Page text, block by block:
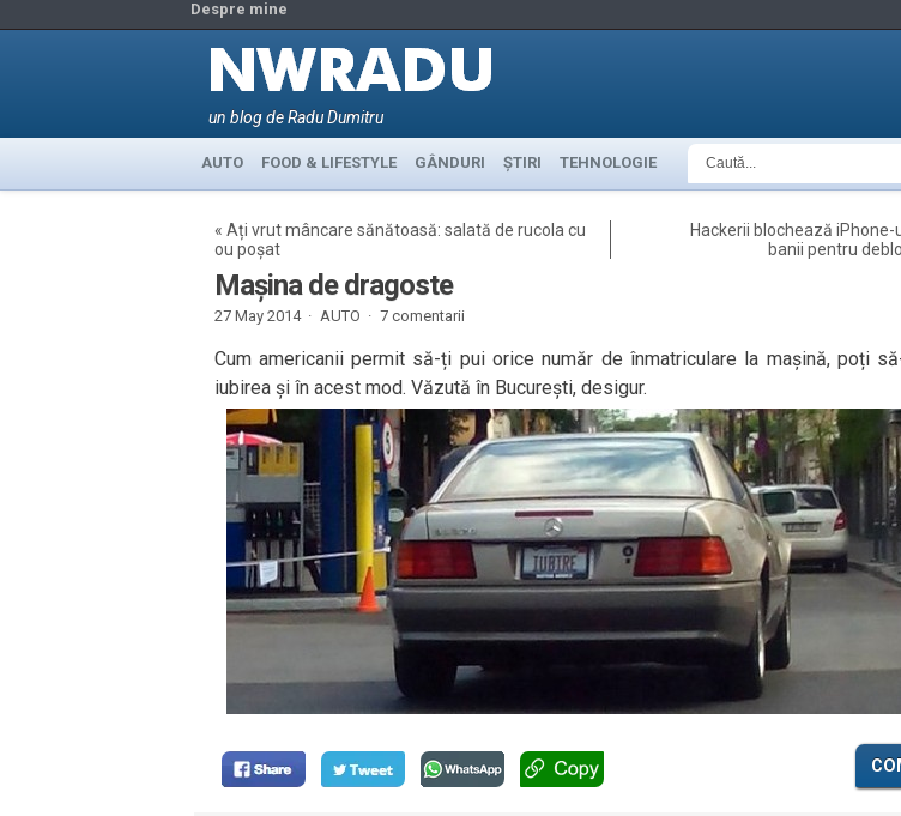
Despre mine
un blog de Radu Dumitru
AUTO FOOD & LIFESTYLE GÂNDURI ȘTIRI TEHNOLOGIE
« Ați vrut mâncare sănătoasă: salată de rucola cu
ou poșat
Hackerii blochează iPhone-
banii pentru
Mașina de dragoste
27 May 2014 · AUTO · 7 comentarii
Cum americanii permit să-ți pui orice număr de înmatriculare la mașină, poți
iubirea și în acest mod. Văzută în București, desigur.